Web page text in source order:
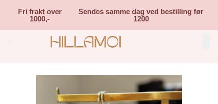
Fri frakt over
1000,-
Sendes samme dag ved bestilling før
1200
Search (⌘K)